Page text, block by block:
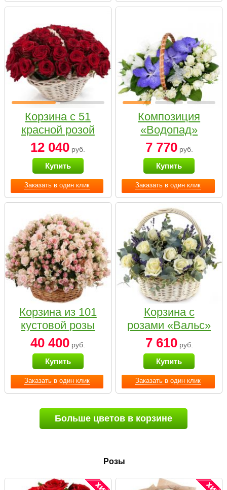
Заказать в один клик
Корзина с 51
красной розой
12 040 руб.
Купить
Заказать в один клик
Композиция
«Водопад»
7 770руб.
Купить
Заказать в один клик
Корзина из 101
кустовой розы
нежных тонов
40 400 руб.
Купить
Заказать в один клик
Корзина с
розами «Вальс»
7 610руб.
Купить
Больше цветов в корзине
Розы